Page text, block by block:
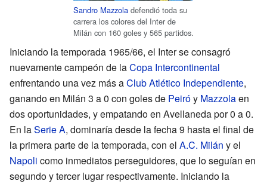
Sandro Mazzola defendió toda su
carrera los colores del Inter de
Milán con 160 goles y 565 partidos.
Iniciando la temporada 1965/66, el Inter se consagró
nuevamente campeón de laCopa Intercontinental
enfrentando una vez más aClub Atlético Independiente,
ganando en Milán 3 a 0 con goles de Peiróy Mazzolaen
dos oportunidades, y empatando en Avellaneda por 0 a 0.
En laSerie A, dominaría desde la fecha 9 hasta el final de
la primera parte de la temporada, con el A.C. Milán y el
Napoli como inmediatos perseguidores, que lo seguían en
segundo y tercer lugar respectivamente. Iniciando la